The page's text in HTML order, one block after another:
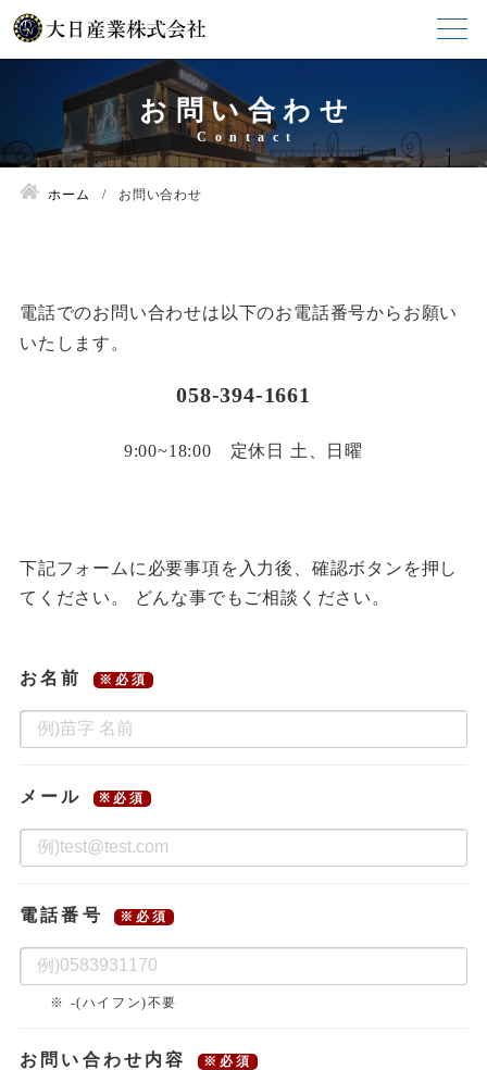
お問い合わせ
ホーム お問い合わせ
電話でのお問い合わせは以下のお電話番号からお願い
いたします。
058-394-1661
9:00~18:00 定休日 土、日曜
下記フォームに必要事項を入力後、確認ボタンを押し
てください。
どんな事でもご相談ください。
お名前 ※必須
メール ※必須
電話番号 ※必須
-(ハイフン)不要
お問い合わせ内容 ※必須